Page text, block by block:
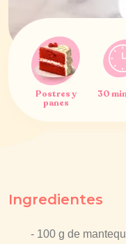
Postres y
panes
30
Ingredientes
- 100 g de